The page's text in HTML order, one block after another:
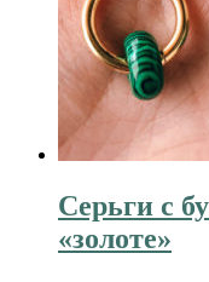
Серьги с
«золоте»